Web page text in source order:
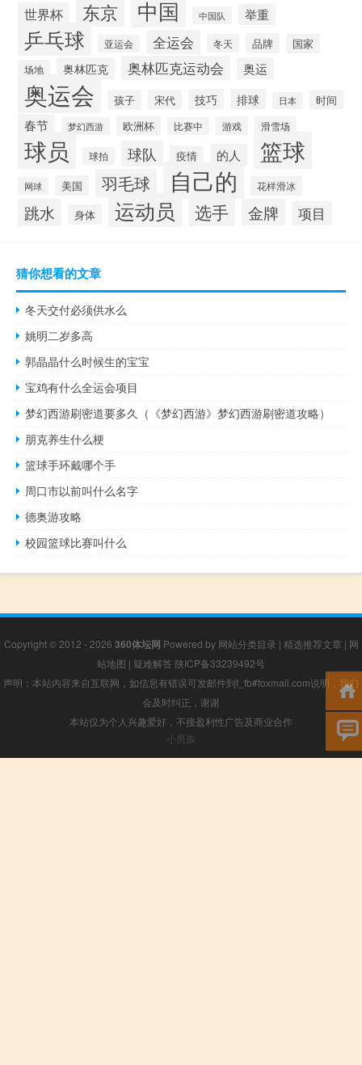
世界杯 东京 中国 中国队 举重
乒乓球 亚运会 全运会 冬天 品牌 国家
场地 奥林匹克 奥林匹克运动会 奥运
奥运会 孩子 宋代 技巧 排球 日本 时间
春节 梦幻西游 欧洲杯 比赛中 游戏 滑雪场
球员 球拍 球队 疫情 的人 篮球
网球 美国 羽毛球 自己的 花样滑冰
跳水 身体 运动员 选手 金牌 项目
猜你想看的文章
冬天交付必须供水么
姚明二岁多高
郭晶晶什么时候生的宝宝
宝鸡有什么全运会项目
梦幻西游刷密道要多久（《梦幻西游》梦幻西游刷密道攻略）
朋克养生什么梗
篮球手环戴哪个手
周口市以前叫什么名字
德奥游攻略
校园篮球比赛叫什么
Copyright © 2012 - 2026 360体坛网 Powered by 网站分类目录 | 精选推荐文章 | 网
站地图 | 疑难解答 陕ICP备33239492号
声明：本站内容来自互联网，如信息有错误可发邮件到f_fb#foxmail.com说明，我们
会及时纠正，谢谢
本站仅为个人兴趣爱好，不接盈利性广告及商业合作
小男孩